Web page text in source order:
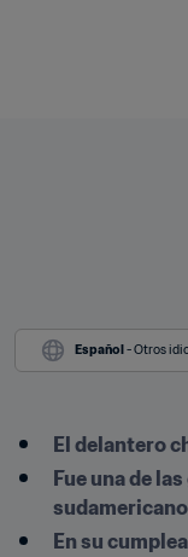
Español - Otros
El delantero
Fue una de
sudamericano